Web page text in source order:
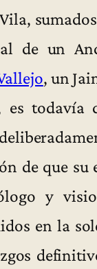
de un
, un
es todavía
de que
y
en la